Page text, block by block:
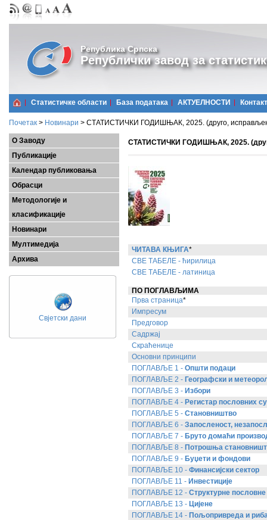
Република Српска
Републички завод за
Статистичке области Базa података АКТУЕЛНОСТИ Контакт
Почетак > Новинари > СТАТИСТИЧКИ ГОДИШЊАК, 2025. (друго,
О Заводу
Публикације
Календар публиковања
Обрасци
Методологије и
класификације
Новинари
Мултимедија
Архива
Свјетски дани
СТАТИСТИЧКИ ГОДИШЊАК, 2025.
ЧИТАВА КЊИГА*
СВЕ ТАБЕЛЕ - ћирилица
СВЕ ТАБЕЛЕ - латиница
ПО ПОГЛАВЉИМА
Прва страница*
Импресум
Предговор
Садржај
Скраћенице
Основни принципи
ПОГЛАВЉЕ 1 - Општи подаци
ПОГЛАВЉЕ 2 - Географски и
ПОГЛАВЉЕ 3 - Избори
ПОГЛАВЉЕ 4 - Регистар пословних
ПОГЛАВЉЕ 5 - Становништво
ПОГЛАВЉЕ 6 - Запосленост,
ПОГЛАВЉЕ 7 - Бруто домаћи
ПОГЛАВЉЕ 8 - Потрошња
ПОГЛАВЉЕ 9 - Буџети и фондови
ПОГЛАВЉЕ 10 - Финансијски сектор
ПОГЛАВЉЕ 11 - Инвестиције
ПОГЛАВЉЕ 12 - Структурне пословне
ПОГЛАВЉЕ 13 - Цијене
ПОГЛАВЉЕ 14 - Пољопривреда и